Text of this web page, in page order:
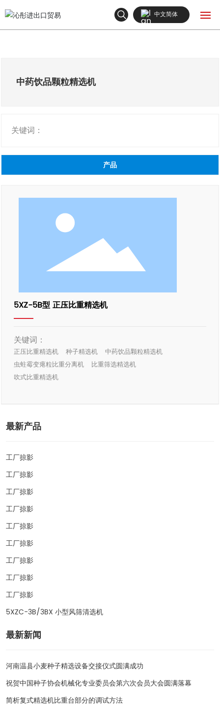
新闻中心
中文简体
中药饮品颗粒精选机
关键词：
产品
5XZ-5B型 正压比重精选机
关键词：
正压比重精选机 种子精选机
中药饮品颗粒精选机
虫蛀霉变瘪粒比重分离机
比重筛选精选机
吹式比重精选机
最新产品
工厂掠影
工厂掠影
工厂掠影
工厂掠影
工厂掠影
工厂掠影
工厂掠影
工厂掠影
工厂掠影
5XZC-3B/3BX 小型风筛清选机
最新新闻
河南温县小麦种子精选设备交接仪式圆满成功
祝贺中国种子协会机械化专业委员会第六次会员大会圆满落幕
简析复式精选机比重台部分的调试方法